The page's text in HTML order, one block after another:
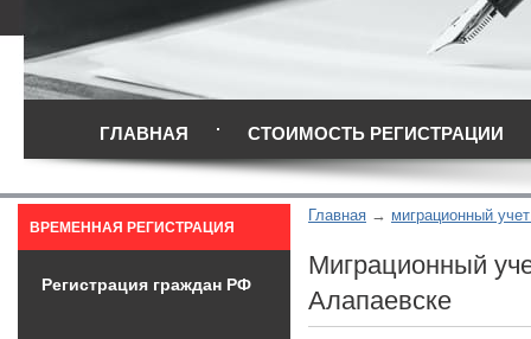
ГЛАВНАЯ СТОИМОСТЬ РЕГИСТРАЦИИ
Главная миграционный
Миграционный
Алапаевске
ВРЕМЕННАЯ РЕГИСТРАЦИЯ
Регистрация граждан РФ